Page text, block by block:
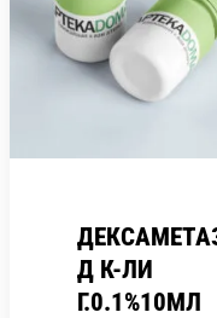
Д К-ЛИ
Г.0.1%10МЛ